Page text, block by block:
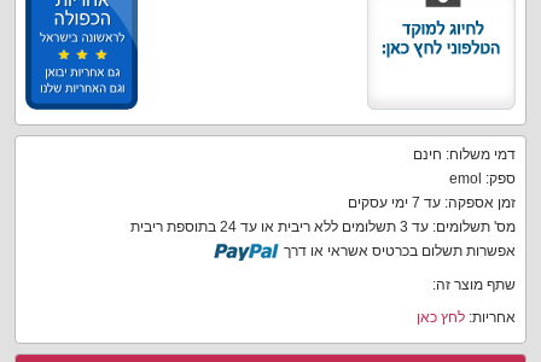
דמי משלוח: חינם
ספק: emol
זמן אספקה: עד 7 ימי עסקים
מס' תשלומים: עד 3 תשלומים ללא ריבית או עד 24 בתוספת ריבית
אפשרות תשלום בכרטיס אשראי או דרך
שתף מוצר זה:
אחריות: לחץ כאן